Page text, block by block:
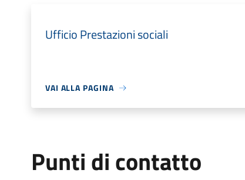
Ufficio Prestazioni sociali
VAI ALLA PAGINA
Punti di contatto